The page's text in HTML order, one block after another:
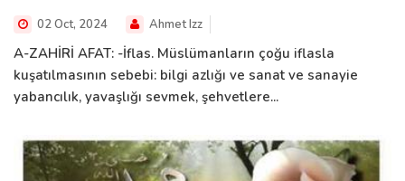
02 Oct, 2024 Ahmet Izz
A-ZAHİRİ AFAT: -İflas. Müslümanların çoğu iflasla
kuşatılmasının sebebi: bilgi azlığı ve sanat ve sanayie
yabancılık, yavaşlığı sevmek, şehvetlere...